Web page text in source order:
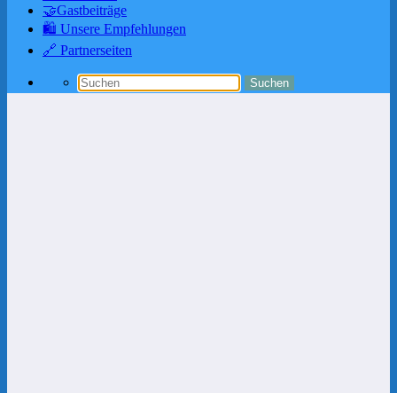
🤝Gastbeiträge
🛍️ Unsere Empfehlungen
🔗 Partnerseiten